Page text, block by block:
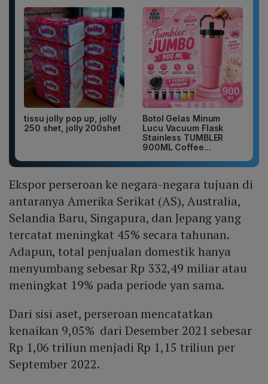
tissu jolly pop up, jolly
250 shet, jolly 200shet
Botol Gelas Minum
Lucu Vacuum Flask
Stainless TUMBLER
900ML Coffee...
Ekspor perseroan ke negara-negara tujuan di
antaranya Amerika Serikat (AS), Australia,
Selandia Baru, Singapura, dan Jepang yang
tercatat meningkat 45% secara tahunan.
Adapun, total penjualan domestik hanya
menyumbang sebesar Rp 332,49 miliar atau
meningkat 19% pada periode yan sama.
Dari sisi aset, perseroan mencatatkan
kenaikan 9,05% dari Desember 2021 sebesar
Rp 1,06 triliun menjadi Rp 1,15 triliun per
September 2022.